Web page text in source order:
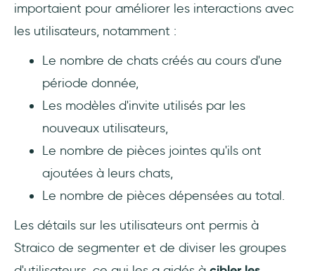
importaient pour améliorer les interactions avec
les utilisateurs, notamment :
Le nombre de chats créés au cours d'une
période donnée,
Les modèles d'invite utilisés par les
nouveaux utilisateurs,
Le nombre de pièces jointes qu'ils ont
ajoutées à leurs chats,
Le nombre de pièces dépensées au total.
Les détails sur les utilisateurs ont permis à
Straico de segmenter et de diviser les groupes